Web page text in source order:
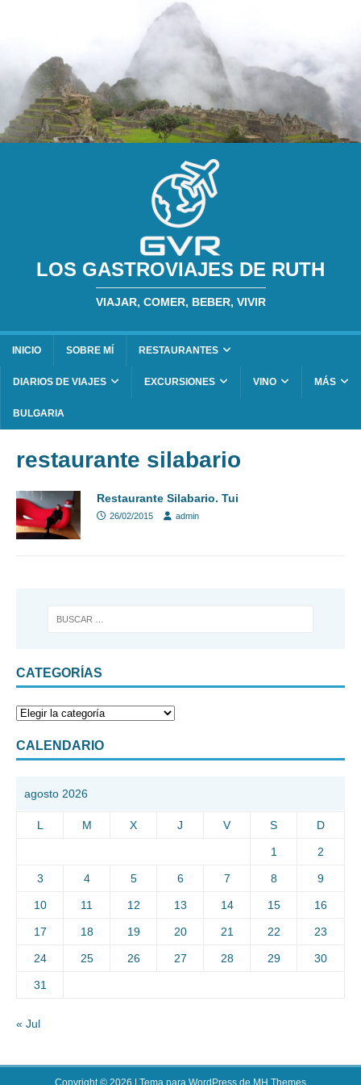
LOS GASTROVIAJES DE RUTH
VIAJAR, COMER, BEBER, VIVIR
INICIO SOBRE MÍ RESTAURANTES
DIARIOS DE VIAJES EXCURSIONES VINO MÁS
BULGARIA
restaurante silabario
Restaurante Silabario. Tui
26/02/2015 admin
CATEGORÍAS
CALENDARIO
agosto 2026
L M X J V S D
1 2
3 4 5 6 7 8 9
10 11 12 13 14 15 16
17 18 19 20 21 22 23
24 25 26 27 28 29 30
31
« Jul
Copyright © 2026 | Tema para WordPress de MH Themes